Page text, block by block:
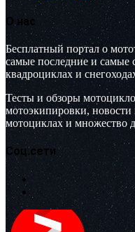
О нас
Бесплатный портал о
самые последние и самые
квадроциклах и
Тесты и обзоры
мотоэкипировки, новости
мотоциклах и множество
Соц.сети